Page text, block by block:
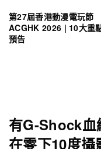
第27屆香港動漫電玩節
ACGHK 2026 | 10大重
預告
有G-Shock血
在零下10度攝